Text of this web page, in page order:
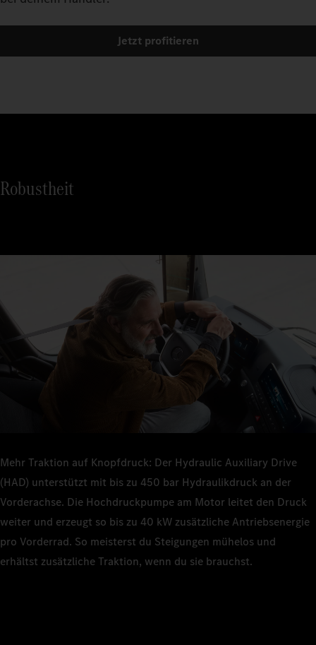
Jetzt profitieren
Robustheit
Mehr Traktion auf Knopfdruck: Der Hydraulic Auxiliary Drive
(HAD) unterstützt mit bis zu 450 bar Hydraulikdruck an der
Vorderachse. Die Hochdruckpumpe am Motor leitet den Druck
weiter und erzeugt so bis zu 40 kW zusätzliche Antriebsenergie
pro Vorderrad. So meisterst du Steigungen mühelos und
erhältst zusätzliche Traktion, wenn du sie brauchst.